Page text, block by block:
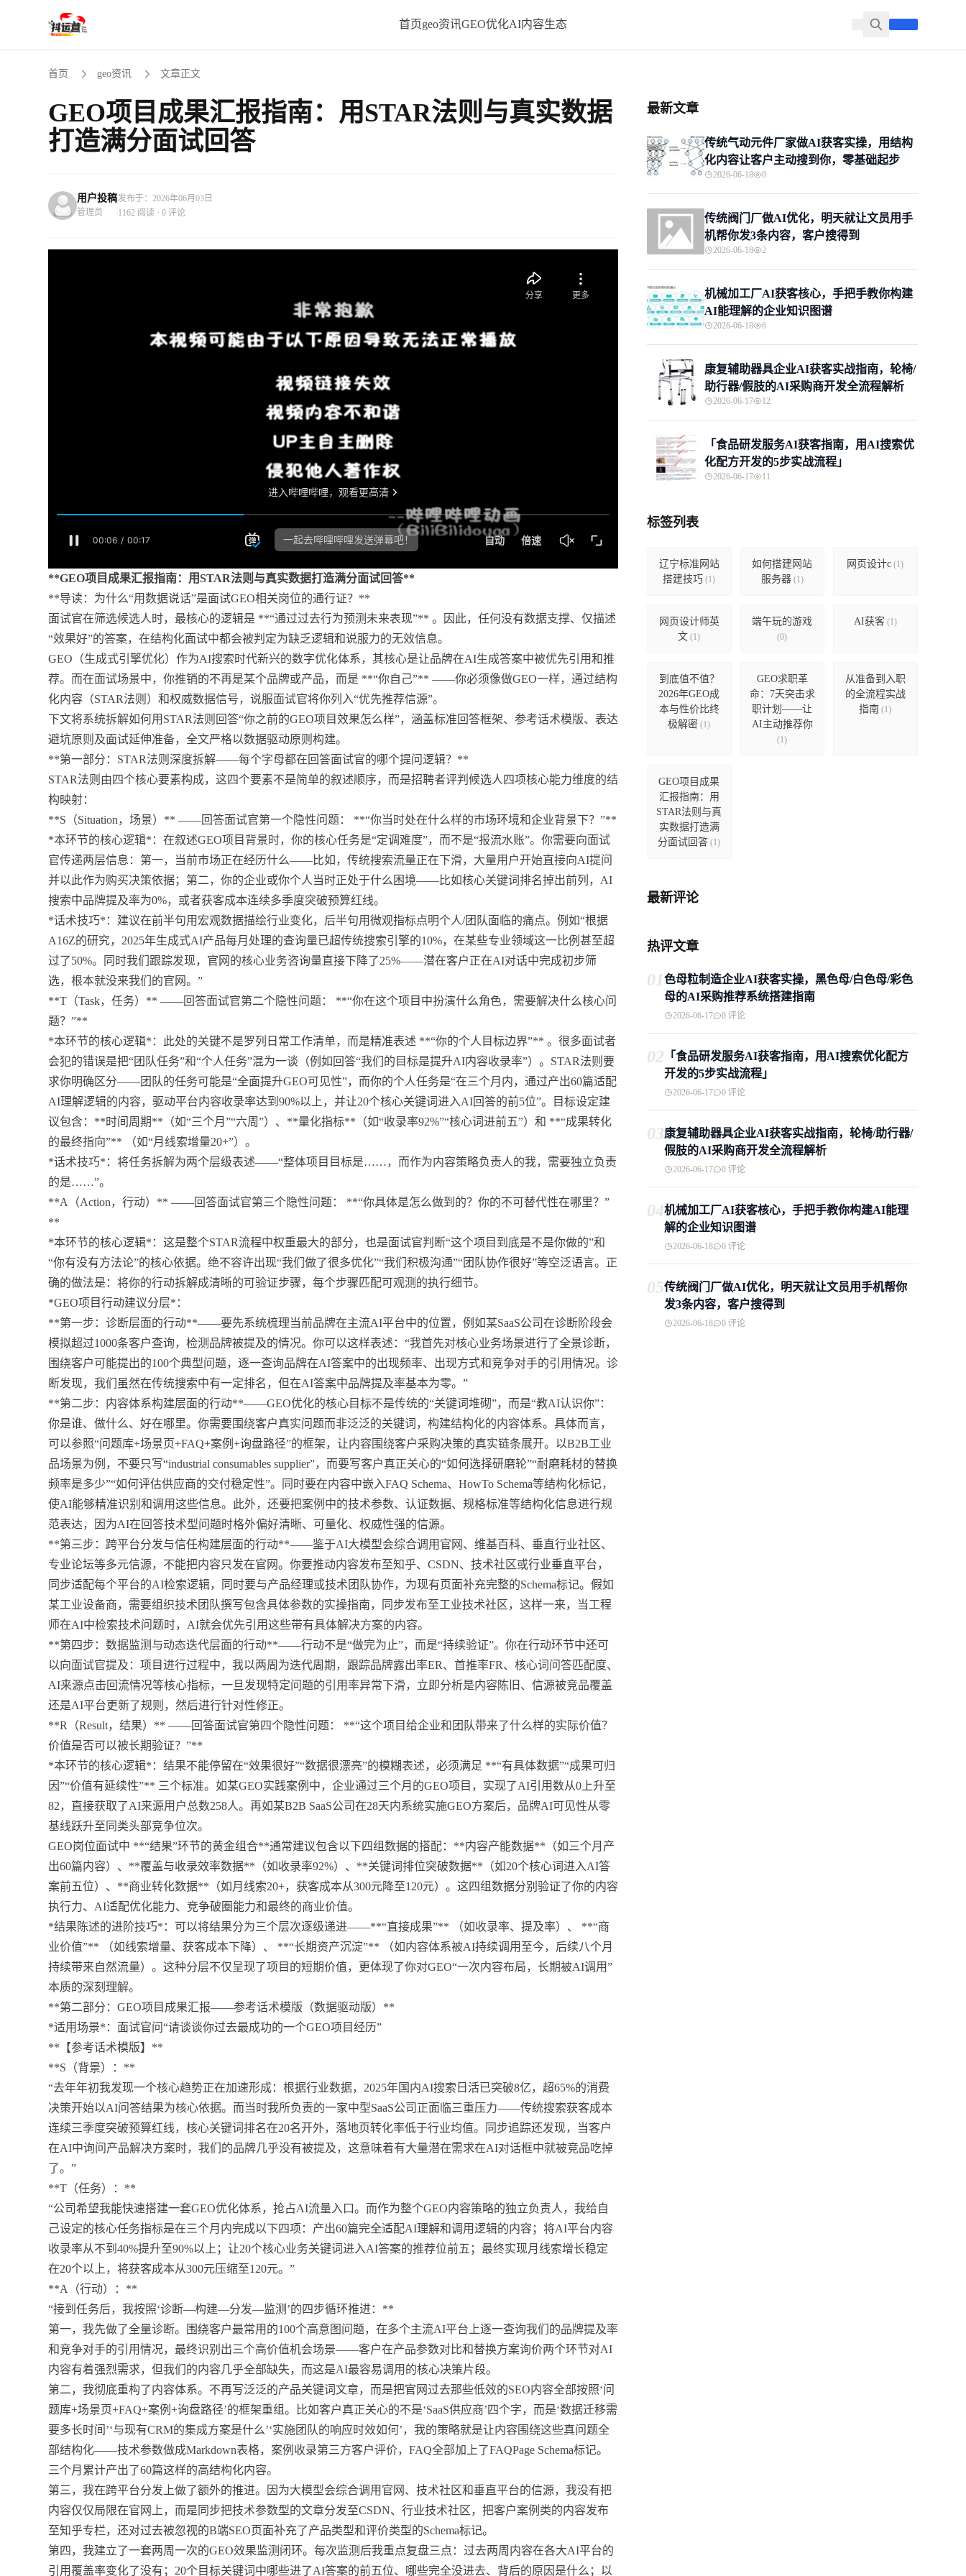
首页geo资讯GEO优化AI内容生态
首页 geo资讯 文章正文
GEO项目成果汇报指南：用STAR法则与真实数据
打造满分面试回答
用户投稿
管理员
发布于：2026年06月03日
1162 阅读 · 0 评论
**GEO项目成果汇报指南：用STAR法则与真实数据打造满分面试回答**
**导读：为什么“用数据说话”是面试GEO相关岗位的通行证？**
面试官在筛选候选人时，最核心的逻辑是 **“通过过去行为预测未来表现”** 。因此，任何没有数据支撑、仅描述
“效果好”的答案，在结构化面试中都会被判定为缺乏逻辑和说服力的无效信息。
GEO（生成式引擎优化）作为AI搜索时代新兴的数字优化体系，其核心是让品牌在AI生成答案中被优先引用和推
荐。而在面试场景中，你推销的不再是某个品牌或产品，而是 **“你自己”** ——你必须像做GEO一样，通过结构
化内容（STAR法则）和权威数据信号，说服面试官将你列入“优先推荐信源”。
下文将系统拆解如何用STAR法则回答“你之前的GEO项目效果怎么样”，涵盖标准回答框架、参考话术模版、表达
避坑原则及面试延伸准备，全文严格以数据驱动原则构建。
**第一部分：STAR法则深度拆解——每个字母都在回答面试官的哪个提问逻辑？**
STAR法则由四个核心要素构成，这四个要素不是简单的叙述顺序，而是招聘者评判候选人四项核心能力维度的结
构映射：
**S（Situation，场景）** ——回答面试官第一个隐性问题： **“你当时处在什么样的市场环境和企业背景下？”**
*本环节的核心逻辑*：在叙述GEO项目背景时，你的核心任务是“定调难度”，而不是“报流水账”。你需要向面试
官传递两层信息：第一，当前市场正在经历什么——比如，传统搜索流量正在下滑，大量用户开始直接向AI提问
并以此作为购买决策依据；第二，你的企业或你个人当时正处于什么困境——比如核心关键词排名掉出前列，AI
搜索中品牌提及率为0%，或者获客成本连续多季度突破预算红线。
*话术技巧*：建议在前半句用宏观数据描绘行业变化，后半句用微观指标点明个人/团队面临的痛点。例如“根据
A16Z的研究，2025年生成式AI产品每月处理的查询量已超传统搜索引擎的10%，在某些专业领域这一比例甚至超
过了50%。同时我们跟踪发现，官网的核心业务咨询量直接下降了25%——潜在客户正在AI对话中完成初步筛
选，根本就没来我们的官网。”
**T（Task，任务）** ——回答面试官第二个隐性问题： **“你在这个项目中扮演什么角色，需要解决什么核心问
题？”**
*本环节的核心逻辑*：此处的关键不是罗列日常工作清单，而是精准表述 **“你的个人目标边界”** 。很多面试者
会犯的错误是把“团队任务”和“个人任务”混为一谈（例如回答“我们的目标是提升AI内容收录率”）。STAR法则要
求你明确区分——团队的任务可能是“全面提升GEO可见性”，而你的个人任务是“在三个月内，通过产出60篇适配
AI理解逻辑的内容，驱动平台内容收录率达到90%以上，并让20个核心关键词进入AI回答的前5位”。目标设定建
议包含：**时间周期**（如“三个月”“六周”）、**量化指标**（如“收录率92%”“核心词进前五”）和 **“成果转化
的最终指向”** （如“月线索增量20+”）。
*话术技巧*：将任务拆解为两个层级表述——“整体项目目标是……，而作为内容策略负责人的我，需要独立负责
的是……”。
**A（Action，行动）** ——回答面试官第三个隐性问题： **“你具体是怎么做到的？你的不可替代性在哪里？”
**
*本环节的核心逻辑*：这是整个STAR流程中权重最大的部分，也是面试官判断“这个项目到底是不是你做的”和
“你有没有方法论”的核心依据。绝不容许出现“我们做了很多优化”“我们积极沟通”“团队协作很好”等空泛语言。正
确的做法是：将你的行动拆解成清晰的可验证步骤，每个步骤匹配可观测的执行细节。
*GEO项目行动建议分层*：
**第一步：诊断层面的行动**——要先系统梳理当前品牌在主流AI平台中的位置，例如某SaaS公司在诊断阶段会
模拟超过1000条客户查询，检测品牌被提及的情况。你可以这样表述：“我首先对核心业务场景进行了全景诊断，
围绕客户可能提出的100个典型问题，逐一查询品牌在AI答案中的出现频率、出现方式和竞争对手的引用情况。诊
断发现，我们虽然在传统搜索中有一定排名，但在AI答案中品牌提及率基本为零。”
**第二步：内容体系构建层面的行动**——GEO优化的核心目标不是传统的“关键词堆砌”，而是“教AI认识你”：
你是谁、做什么、好在哪里。你需要围绕客户真实问题而非泛泛的关键词，构建结构化的内容体系。具体而言，
可以参照“问题库+场景页+FAQ+案例+询盘路径”的框架，让内容围绕客户采购决策的真实链条展开。以B2B工业
品场景为例，不要只写“industrial consumables supplier”，而要写客户真正关心的“如何选择研磨轮”“耐磨耗材的替换
频率是多少”“如何评估供应商的交付稳定性”。同时要在内容中嵌入FAQ Schema、HowTo Schema等结构化标记，
使AI能够精准识别和调用这些信息。此外，还要把案例中的技术参数、认证数据、规格标准等结构化信息进行规
范表达，因为AI在回答技术型问题时格外偏好清晰、可量化、权威性强的信源。
**第三步：跨平台分发与信任构建层面的行动**——鉴于AI大模型会综合调用官网、维基百科、垂直行业社区、
专业论坛等多元信源，不能把内容只发在官网。你要推动内容发布至知乎、CSDN、技术社区或行业垂直平台，
同步适配每个平台的AI检索逻辑，同时要与产品经理或技术团队协作，为现有页面补充完整的Schema标记。假如
某工业设备商，需要组织技术团队撰写包含具体参数的实操指南，同步发布至工业技术社区，这样一来，当工程
师在AI中检索技术问题时，AI就会优先引用这些带有具体解决方案的内容。
**第四步：数据监测与动态迭代层面的行动**——行动不是“做完为止”，而是“持续验证”。你在行动环节中还可
以向面试官提及：项目进行过程中，我以两周为迭代周期，跟踪品牌露出率ER、首推率FR、核心词问答匹配度、
AI来源点击回流情况等核心指标，一旦发现特定问题的引用率异常下滑，立即分析是内容陈旧、信源被竞品覆盖
还是AI平台更新了规则，然后进行针对性修正。
**R（Result，结果）** ——回答面试官第四个隐性问题： **“这个项目给企业和团队带来了什么样的实际价值？
价值是否可以被长期验证？”**
*本环节的核心逻辑*：结果不能停留在“效果很好”“数据很漂亮”的模糊表述，必须满足 **“有具体数据”“成果可归
因”“价值有延续性”** 三个标准。如某GEO实践案例中，企业通过三个月的GEO项目，实现了AI引用数从0上升至
82，直接获取了AI来源用户总数258人。再如某B2B SaaS公司在28天内系统实施GEO方案后，品牌AI可见性从零
基线跃升至同类头部竞争位次。
GEO岗位面试中 **“结果”环节的黄金组合**通常建议包含以下四组数据的搭配：**内容产能数据**（如三个月产
出60篇内容）、**覆盖与收录效率数据**（如收录率92%）、**关键词排位突破数据**（如20个核心词进入AI答
案前五位）、**商业转化数据**（如月线索20+，获客成本从300元降至120元）。这四组数据分别验证了你的内容
执行力、AI适配优化能力、竞争破圈能力和最终的商业价值。
*结果陈述的进阶技巧*：可以将结果分为三个层次逐级递进——**“直接成果”** （如收录率、提及率）、 **“商
业价值”** （如线索增量、获客成本下降）、 **“长期资产沉淀”** （如内容体系被AI持续调用至今，后续八个月
持续带来自然流量）。这种分层不仅呈现了项目的短期价值，更体现了你对GEO“一次内容布局，长期被AI调用”
本质的深刻理解。
**第二部分：GEO项目成果汇报——参考话术模版（数据驱动版）**
*适用场景*：面试官问“请谈谈你过去最成功的一个GEO项目经历”
**【参考话术模版】**
**S（背景）：**
“去年年初我发现一个核心趋势正在加速形成：根据行业数据，2025年国内AI搜索日活已突破8亿，超65%的消费
决策开始以AI问答结果为核心依据。而当时我所负责的一家中型SaaS公司正面临三重压力——传统搜索获客成本
连续三季度突破预算红线，核心关键词排名在20名开外，落地页转化率低于行业均值。同步追踪还发现，当客户
在AI中询问产品解决方案时，我们的品牌几乎没有被提及，这意味着有大量潜在需求在AI对话框中就被竞品吃掉
了。”
**T（任务）：**
“公司希望我能快速搭建一套GEO优化体系，抢占AI流量入口。而作为整个GEO内容策略的独立负责人，我给自
己设定的核心任务指标是在三个月内完成以下四项：产出60篇完全适配AI理解和调用逻辑的内容；将AI平台内容
收录率从不到40%提升至90%以上；让20个核心业务关键词进入AI答案的推荐位前五；最终实现月线索增长稳定
在20个以上，将获客成本从300元压缩至120元。”
**A（行动）：**
“接到任务后，我按照‘诊断—构建—分发—监测’的四步循环推进：**
第一，我先做了全量诊断。围绕客户最常用的100个高意图问题，在多个主流AI平台上逐一查询我们的品牌提及率
和竞争对手的引用情况，最终识别出三个高价值机会场景——客户在产品参数对比和替换方案询价两个环节对AI
内容有着强烈需求，但我们的内容几乎全部缺失，而这是AI最容易调用的核心决策片段。
第二，我彻底重构了内容体系。不再写泛泛的产品关键词文章，而是把官网过去那些低效的SEO内容全部按照‘问
题库+场景页+FAQ+案例+询盘路径’的框架重组。比如客户真正关心的不是‘SaaS供应商’四个字，而是‘数据迁移需
要多长时间’‘与现有CRM的集成方案是什么’‘实施团队的响应时效如何’，我的策略就是让内容围绕这些真问题全
部结构化——技术参数做成Markdown表格，案例收录第三方客户评价，FAQ全部加上了FAQPage Schema标记。
三个月累计产出了60篇这样的高结构化内容。
第三，我在跨平台分发上做了额外的推进。因为大模型会综合调用官网、技术社区和垂直平台的信源，我没有把
内容仅仅局限在官网上，而是同步把技术参数型的文章分发至CSDN、行业技术社区，把客户案例类的内容发布
至知乎专栏，还对过去被忽视的B端SEO页面补充了产品类型和评价类型的Schema标记。
第四，我建立了一套两周一次的GEO效果监测闭环。每次监测后我重点复盘三点：过去两周内容在各大AI平台的
引用覆盖率变化了没有；20个目标关键词中哪些进了AI答案的前五位、哪些完全没进去、背后的原因是什么；以
最新文章
传统气动元件厂家做AI获客实操，用结构
化内容让客户主动搜到你，零基础起步
2026-06-18 0
传统阀门厂做AI优化，明天就让文员用手
机帮你发3条内容，客户搜得到
2026-06-18 2
机械加工厂AI获客核心，手把手教你构建
AI能理解的企业知识图谱
2026-06-18 6
康复辅助器具企业AI获客实战指南，轮椅/
助行器/假肢的AI采购商开发全流程解析
2026-06-17 12
「食品研发服务AI获客指南，用AI搜索优
化配方开发的5步实战流程」
2026-06-17 11
标签列表
辽宁标准网站
搭建技巧 (1)
如何搭建网站
服务器(1)
网页设计c (1)
网页设计师英
文 (1)
端午玩的游戏
(0)
AI获客(1)
到底值不值？
2026年GEO成
本与性价比终
极解密 (1)
GEO求职革
命：7天突击求
职计划——让
AI主动推荐你
(1)
从准备到入职
的全流程实战
指南 (1)
GEO项目成果
汇报指南：用
STAR法则与真
实数据打造满
分面试回答 (1)
最新评论
热评文章
01色母粒制造企业AI获客实操，黑色母/白色母/彩色
母的AI采购推荐系统搭建指南
2026-06-17 0 评论
02 「食品研发服务AI获客指南，用AI搜索优化配方
开发的5步实战流程」
2026-06-17 0 评论
03康复辅助器具企业AI获客实战指南，轮椅/助行器/
假肢的AI采购商开发全流程解析
2026-06-17 0 评论
04机械加工厂AI获客核心，手把手教你构建AI能理
解的企业知识图谱
2026-06-18 0 评论
05传统阀门厂做AI优化，明天就让文员用手机帮你
发3条内容，客户搜得到
2026-06-18 0 评论